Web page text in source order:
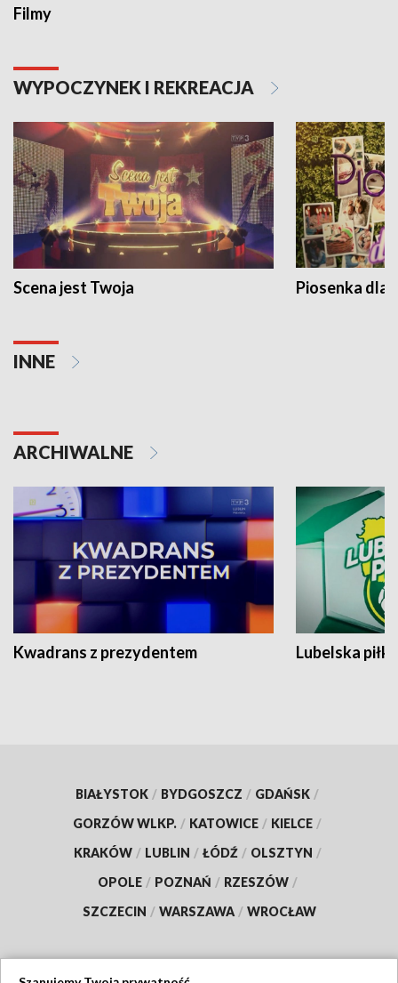
Filmy
WYPOCZYNEK I REKREACJA
Scena jest Twoja Piosenka dla
INNE
ARCHIWALNE
Kwadrans z prezydentem Lubelska piłka
BIAŁYSTOK / BYDGOSZCZ / GDAŃSK /
GORZÓW WLKP. / KATOWICE / KIELCE /
KRAKÓW / LUBLIN / ŁÓDŹ / OLSZTYN /
OPOLE / POZNAŃ / RZESZÓW /
SZCZECIN / WARSZAWA / WROCŁAW